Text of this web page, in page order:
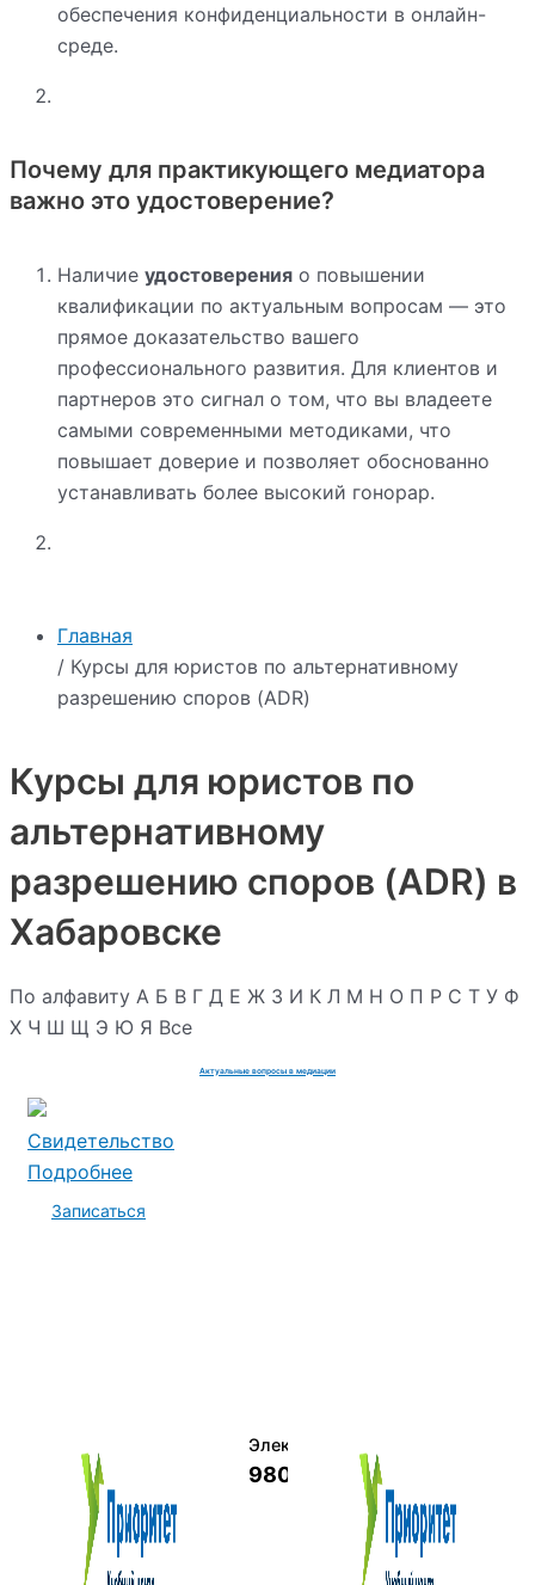
Главная
/ Курсы для юристов по альтернативному
разрешению споров (ADR)
Курсы для юристов по
альтернативному
разрешению споров (ADR) в
Хабаровске
По алфавиту А Б В Г Д Е Ж З И К Л М Н О П Р С Т У Ф
Х Ч Ш Щ Э Ю Я Все
Актуальные вопросы в медиации
Свидетельство
Подробнее
Записаться
Электромеханик по ремонту и
9800 руб.
обеспечения конфиденциальности в онлайн-
среде.
Почему для практикующего медиатора
важно это удостоверение?
Наличие удостоверения о повышении
квалификации по актуальным вопросам — это
прямое доказательство вашего
профессионального развития. Для клиентов и
партнеров это сигнал о том, что вы владеете
самыми современными методиками, что
повышает доверие и позволяет обоснованно
устанавливать более высокий гонорар.